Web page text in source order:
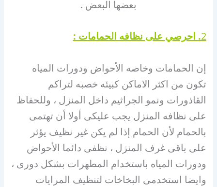
بعضها البعض .
2. احرصي على نظافه الحمامات :
إن الحمامات وخاصه الأحواض ودورات المياه
تكون من اكثر الاماكن كبيئه خصبه لتراكم
القاذورات ونمو الجراثيم داخل المنزل ، وللحفاظ
على نظافه المنزل يجب عليكى أولا أن تهتمى
بالحمام لأن الحمام إذا لم يكن غير نظيف يؤثر
على باقى غرف المنزل ، نظفى دائما الأحواض
ودورات المياه باستخدام المطهرات بشكل دورى ،
وايضا استخدمى البخاخات لتنظيف المرايات